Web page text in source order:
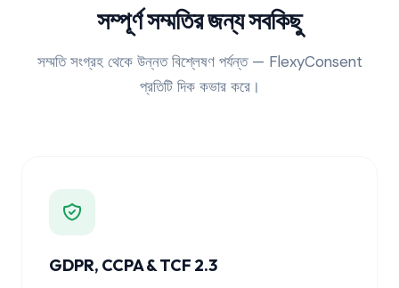
সম্পূর্ণ সম্মতির জন্য সবকিছু
সম্মতি সংগ্রহ থেকে উন্নত বিশ্লেষণ পর্যন্ত — FlexyConsent
প্রতিটি দিক কভার করে।
GDPR, CCPA & TCF 2.3